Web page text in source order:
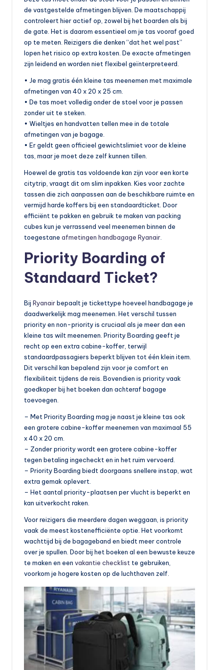
b
de vastgestelde afmetingen blijven. De maatschappij
controleert hier actief op, zowel bij het boarden als bij
de gate. Het is daarom essentieel om je tas vooraf goed
op te meten. Reizigers die denken “dat het wel past”
lopen het risico op extra kosten. De exacte afmetingen
zijn leidend en worden niet flexibel geïnterpreteerd.
• Je mag gratis één kleine tas meenemen met maximale
afmetingen van 40 x 20 x 25 cm.
• De tas moet volledig onder de stoel voor je passen
zonder uit te steken.
• Wieltjes en handvatten tellen mee in de totale
afmetingen van je bagage.
• Er geldt geen officieel gewichtslimiet voor de kleine
tas, maar je moet deze zelf kunnen tillen.
Hoewel de gratis tas voldoende kan zijn voor een korte
citytrip, vraagt dit om slim inpakken. Kies voor zachte
tassen die zich aanpassen aan de beschikbare ruimte en
vermijd harde koffers bij een standaardticket. Door
efficiënt te pakken en gebruik te maken van packing
cubes kun je verrassend veel meenemen binnen de
toegestane afmetingen handbagage Ryanair.
Priority Boarding of
Standaard Ticket?
Bij Ryanairbepaalt je tickettype hoeveel handbagage je
daadwerkelijk mag meenemen. Het verschil tussen
priority en non-priority is cruciaal als je meer dan een
kleine tas wilt meenemen. Priority Boarding geeft je
recht op een extra cabine-koffer, terwijl
standaardpassagiers beperkt blijven tot één klein item.
Dit verschil kan bepalend zijn voor je comfort en
flexibiliteit tijdens de reis. Bovendien is priority vaak
goedkoper bij het boeken dan achteraf bagage
toevoegen.
– Met Priority Boarding mag je naast je kleine tas ook
een grotere cabine-koffer meenemen van maximaal 55
x 40 x 20 cm.
– Zonder priority wordt een grotere cabine-koffer
tegen betaling ingecheckt en in het ruim vervoerd.
– Priority Boarding biedt doorgaans snellere instap, wat
extra gemak oplevert.
– Het aantal priority-plaatsen per vlucht is beperkt en
kan uitverkocht raken.
Voor reizigers die meerdere dagen weggaan, is priority
vaak de meest kostenefficiënte optie. Het voorkomt
wachttijd bij de bagageband en biedt meer controle
over je spullen. Door bij het boeken al een bewuste keuze
te maken en een vakantie checklist te gebruiken,
voorkom je hogere kosten op de luchthaven zelf.